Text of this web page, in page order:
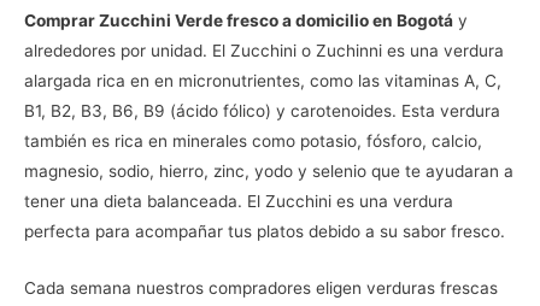
Comprar Zucchini Verde fresco a domicilio en Bogotá y
alrededores por unidad. El Zucchini o Zuchinni es una verdura
alargada rica en en micronutrientes, como las vitaminas A, C,
B1, B2, B3, B6, B9 (ácido fólico) y carotenoides. Esta verdura
también es rica en minerales como potasio, fósforo, calcio,
magnesio, sodio, hierro, zinc, yodo y selenio que te ayudaran a
tener una dieta balanceada. El Zucchini es una verdura
perfecta para acompañar tus platos debido a su sabor fresco.
Cada semana nuestros compradores eligen verduras frescas